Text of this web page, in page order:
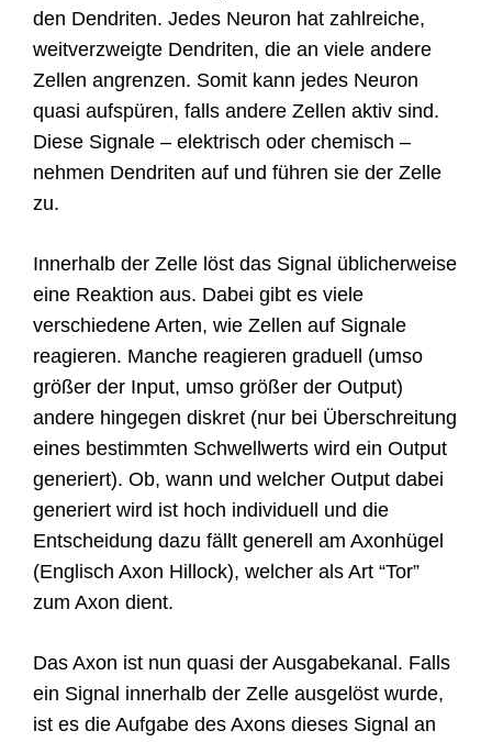
den Dendriten. Jedes Neuron hat zahlreiche,
weitverzweigte Dendriten, die an viele andere
Zellen angrenzen. Somit kann jedes Neuron
quasi aufspüren, falls andere Zellen aktiv sind.
Diese Signale – elektrisch oder chemisch –
nehmen Dendriten auf und führen sie der Zelle
zu.
Innerhalb der Zelle löst das Signal üblicherweise
eine Reaktion aus. Dabei gibt es viele
verschiedene Arten, wie Zellen auf Signale
reagieren. Manche reagieren graduell (umso
größer der Input, umso größer der Output)
andere hingegen diskret (nur bei Überschreitung
eines bestimmten Schwellwerts wird ein Output
generiert). Ob, wann und welcher Output dabei
generiert wird ist hoch individuell und die
Entscheidung dazu fällt generell am Axonhügel
(Englisch Axon Hillock), welcher als Art “Tor”
zum Axon dient.
Das Axon ist nun quasi der Ausgabekanal. Falls
ein Signal innerhalb der Zelle ausgelöst wurde,
ist es die Aufgabe des Axons dieses Signal an